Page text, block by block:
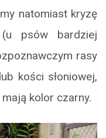
natomiast kryzę
psów bardziej
rasy
kości słoniowej,
kolor czarny.